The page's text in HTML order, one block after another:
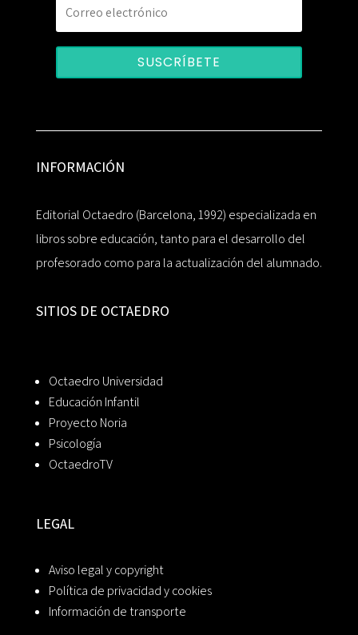
SUSCRÍBETE
INFORMACIÓN
Editorial Octaedro (Barcelona, 1992) especializada en
libros sobre educación, tanto para el desarrollo del
profesorado como para la actualización del alumnado.
SITIOS DE OCTAEDRO
Octaedro Universidad
Educación Infantil
Proyecto Noria
Psicología
OctaedroTV
LEGAL
Aviso legal y copyright
Política de privacidad y cookies
Información de transporte